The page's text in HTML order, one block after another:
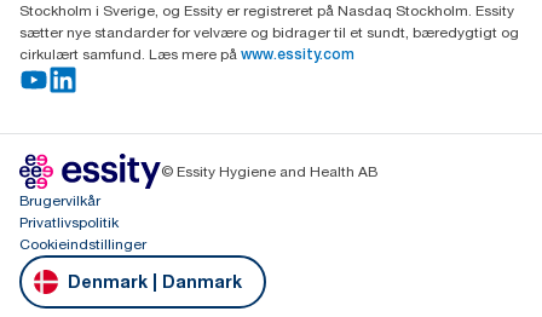
Stockholm i Sverige, og Essity er registreret på Nasdaq Stockholm. Essity
sætter nye standarder for velvære og bidrager til et sundt, bæredygtigt og
cirkulært samfund. Læs mere på www.essity.com
© Essity Hygiene and Health AB
Brugervilkår
Privatlivspolitik
Cookieindstillinger
Denmark | Danmark